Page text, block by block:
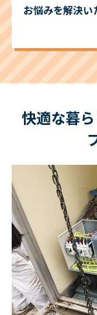
お悩みを解決い
快適な暮